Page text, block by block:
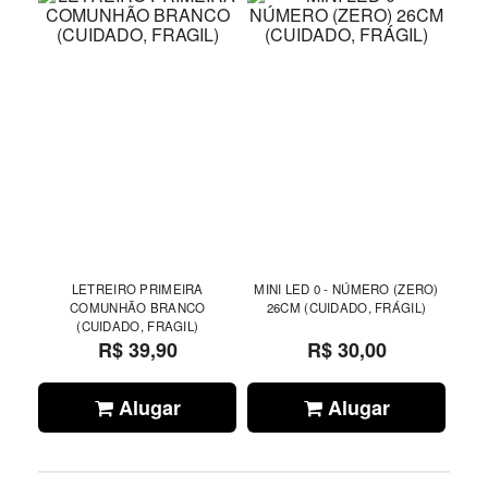
LETREIRO PRIMEIRA
COMUNHÃO BRANCO
(CUIDADO, FRAGIL)
R$ 39,90
Alugar
MINI LED 0 - NÚMERO (ZERO)
26CM (CUIDADO, FRÁGIL)
R$ 30,00
Alugar